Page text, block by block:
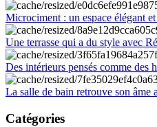
Microciment : un espace élégant
Une terrasse qui a du style avec
Des intérieurs pensés comme des
La salle de bain retrouve son âme
Catégories